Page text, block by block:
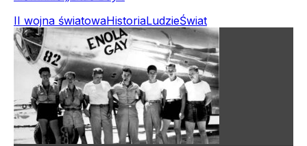
II wojna światowaHistoriaLudzieŚwiat